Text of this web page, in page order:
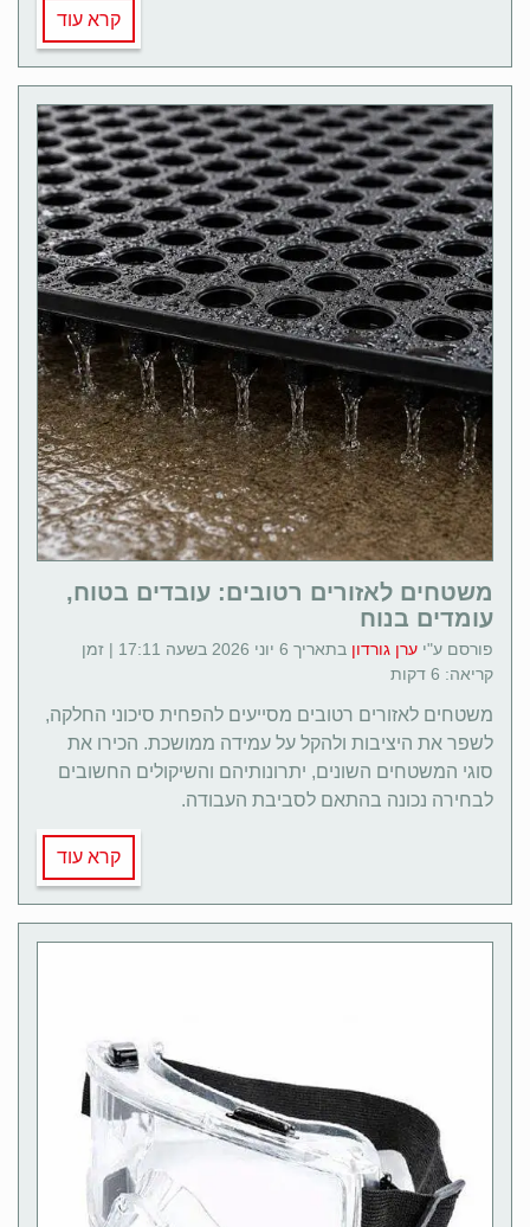
קרא עוד
משטחים לאזורים רטובים: עובדים בטוח,
עומדים בנוח
פורסם ע"י ערן גורדון
בתאריך 6 יוני 2026 בשעה 17:11 | זמן
קריאה: 6 דקות
משטחים לאזורים רטובים מסייעים להפחית סיכוני החלקה,
לשפר את היציבות ולהקל על עמידה ממושכת. הכירו את
סוגי המשטחים השונים, יתרונותיהם והשיקולים החשובים
לבחירה נכונה בהתאם לסביבת העבודה.
קרא עוד